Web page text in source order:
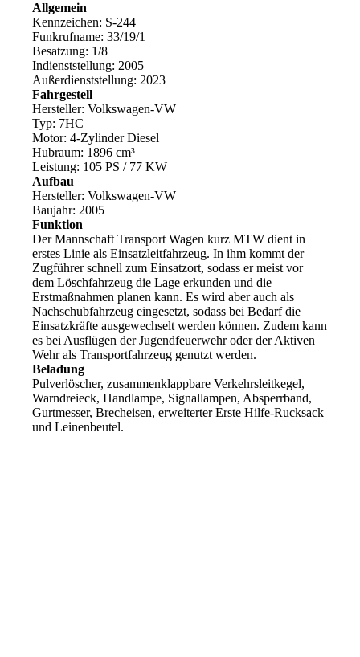
Allgemein
Kennzeichen: S-244
Funkrufname: 33/19/1
Besatzung: 1/8
Indienststellung: 2005
Außerdienststellung: 2023
Fahrgestell
Hersteller: Volkswagen-VW
Typ: 7HC
Motor: 4-Zylinder Diesel
Hubraum: 1896 cm³
Leistung: 105 PS / 77 KW
Aufbau
Hersteller: Volkswagen-VW
Baujahr: 2005
Funktion
Der Mannschaft Transport Wagen kurz MTW dient in
erstes Linie als Einsatzleitfahrzeug. In ihm kommt der
Zugführer schnell zum Einsatzort, sodass er meist vor
dem Löschfahrzeug die Lage erkunden und die
Erstmaßnahmen planen kann. Es wird aber auch als
Nachschubfahrzeug eingesetzt, sodass bei Bedarf die
Einsatzkräfte ausgewechselt werden können. Zudem kann
es bei Ausflügen der Jugendfeuerwehr oder der Aktiven
Wehr als Transportfahrzeug genutzt werden.
Beladung
Pulverlöscher, zusammenklappbare Verkehrsleitkegel,
Warndreieck, Handlampe, Signallampen, Absperrband,
Gurtmesser, Brecheisen, erweiterter Erste Hilfe-Rucksack
und Leinenbeutel.